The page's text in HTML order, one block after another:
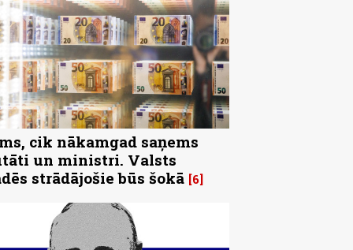
cik nākamgad saņems
un ministri. Valsts
strādājošie būs šokā 6